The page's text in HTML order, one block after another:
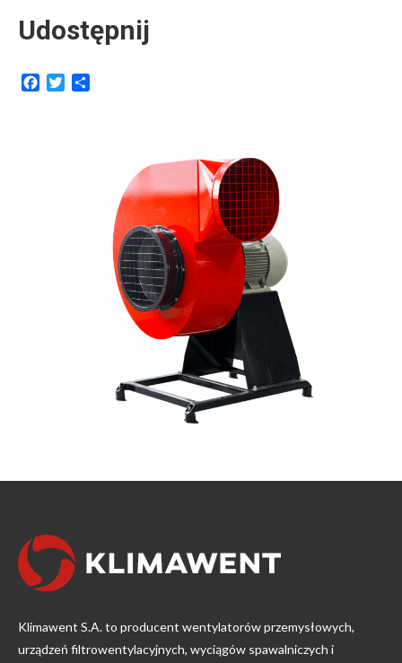
Udostępnij
Facebook
Twitter
Klimawent S.A. to producent wentylatorów przemysłowych,
urządzeń filtrowentylacyjnych, wyciągów spawalniczych i